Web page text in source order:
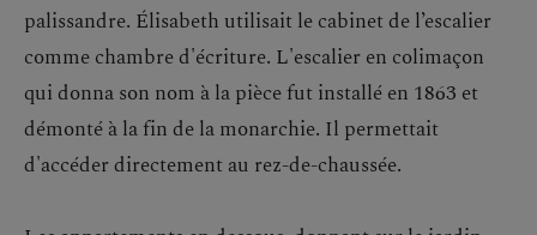
palissandre. Élisabeth utilisait le cabinet de l’escalier
comme chambre d'écriture. L'escalier en colimaçon
qui donna son nom à la pièce fut installé en 1863 et
démonté à la fin de la monarchie. Il permettait
d'accéder directement au rez-de-chaussée.